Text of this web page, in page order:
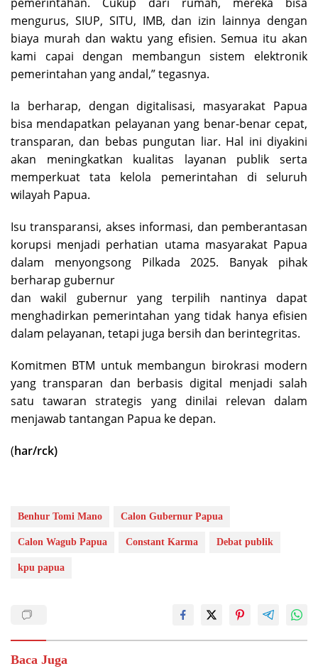
mengurus, SIUP, SITU, IMB, dan izin lainnya dengan
biaya murah dan waktu yang efisien. Semua itu akan
kami capai dengan membangun sistem elektronik
pemerintahan yang andal,” tegasnya.
Ia berharap, dengan digitalisasi, masyarakat Papua
bisa mendapatkan pelayanan yang benar-benar cepat,
transparan, dan bebas pungutan liar. Hal ini diyakini
akan meningkatkan kualitas layanan publik serta
memperkuat tata kelola pemerintahan di seluruh
wilayah Papua.
Isu transparansi, akses informasi, dan pemberantasan
korupsi menjadi perhatian utama masyarakat Papua
dalam menyongsong Pilkada 2025. Banyak pihak
berharap gubernur
dan wakil gubernur yang terpilih nantinya dapat
menghadirkan pemerintahan yang tidak hanya efisien
dalam pelayanan, tetapi juga bersih dan berintegritas.
Komitmen BTM untuk membangun birokrasi modern
yang transparan dan berbasis digital menjadi salah
satu tawaran strategis yang dinilai relevan dalam
menjawab tantangan Papua ke depan.
(har/rck)
Benhur Tomi Mano Calon Gubernur Papua
Calon Wagub Papua Constant Karma Debat publik
kpu papua
Baca Juga